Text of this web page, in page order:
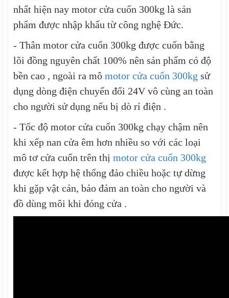
nhất hiện nay motor cửa cuốn 300kg là sản
phẩm được nhập khẩu từ công nghệ Đức.
- Thân motor cửa cuốn 300kg được cuốn bằng
lõi đồng nguyên chất 100% nên sản phẩm có độ
bền cao , ngoài ra mômotor cửa cuốn 300kg sử
dụng dòng điện chuyển đổi 24V vô cùng an toàn
cho người sử dụng nếu bị dò rỉ điện .
- Tốc độ motor cửa cuốn 300kg chạy chậm nên
khi xếp nan cửa êm hơn nhiều so với các loại
mô tơ cửa cuốn trên thịmotor cửa cuốn 300kg
được kết hợp hệ thống đảo chiều hoặc tự dừng
khi gặp vật cản, bảo đảm an toàn cho người và
đồ dùng môi khi đóng cửa .